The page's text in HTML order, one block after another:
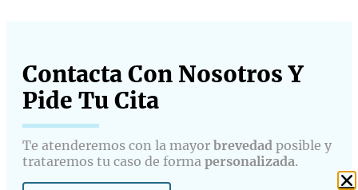
Contacta Con Nosotros Y
Pide Tu Cita​
Te atenderemos con la mayor brevedad posible y
trataremos tu caso de forma personalizada.